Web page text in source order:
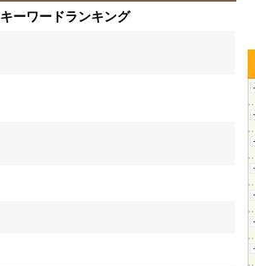
ーワードランキング